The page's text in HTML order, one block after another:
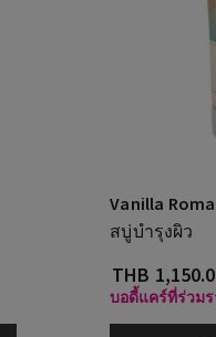
Vanilla
สบู่บำรุงผิว
THB
บอดี้แคร์ที่ร่วมร